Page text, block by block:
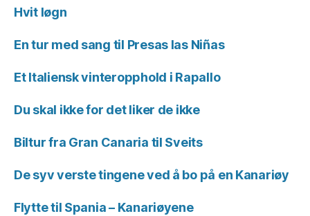
Hvit løgn
En tur med sang til Presas las Niñas
Et Italiensk vinteropphold i Rapallo
Du skal ikke for det liker de ikke
Biltur fra Gran Canaria til Sveits
De syv verste tingene ved å bo på en Kanariøy
Flytte til Spania – Kanariøyene